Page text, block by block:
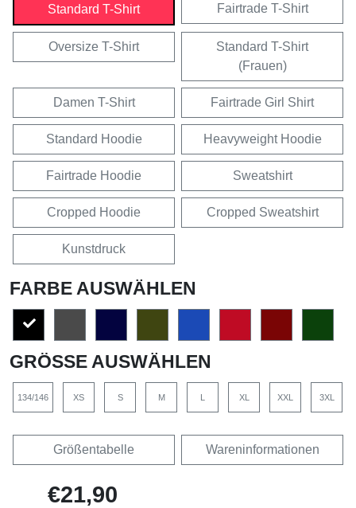
Standard T-Shirt Fairtrade T-Shirt
Oversize T-Shirt
Standard T-Shirt
(Frauen)
Damen T-Shirt Fairtrade Girl Shirt
Standard Hoodie Heavyweight Hoodie
Fairtrade Hoodie Sweatshirt
Cropped Hoodie Cropped Sweatshirt
Kunstdruck
FARBE AUSWÄHLEN
GRÖSSE AUSWÄHLEN
134/146 XS S M L XL XXL 3XL
Größentabelle Wareninformationen
€21,90